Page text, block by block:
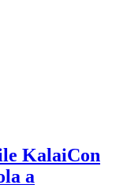
KalaiCon
a